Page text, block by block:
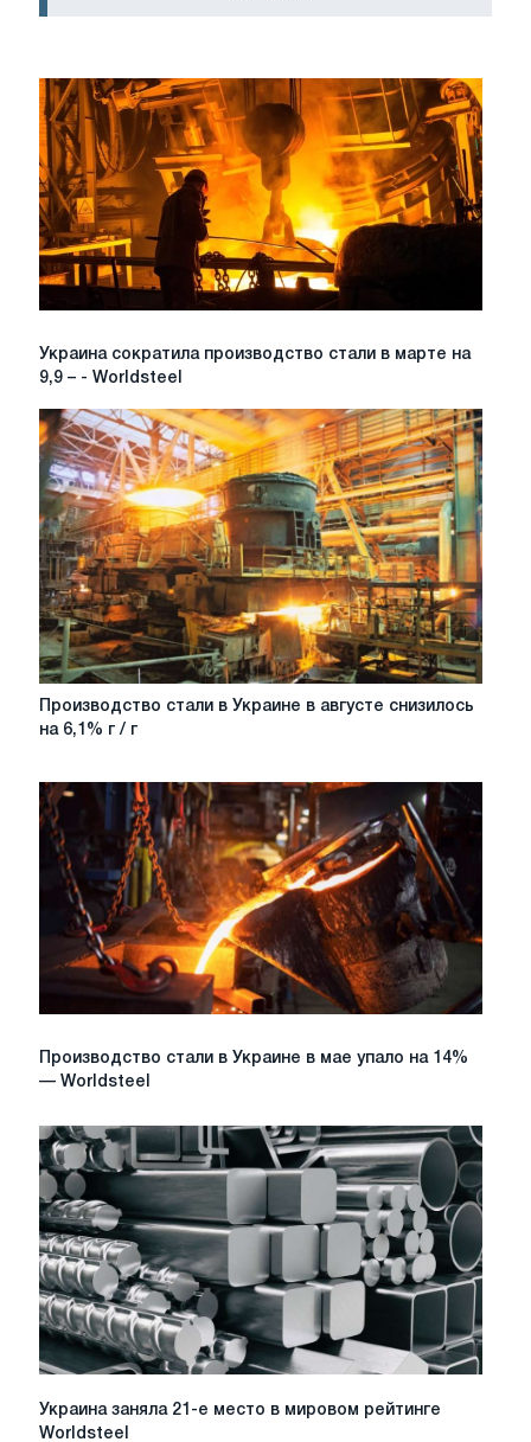
Украина
сократила
стали
в
марте
на
9,9
–
-
Worldsteel
Украина сократила производство стали в марте на
9,9 – - Worldsteel
Производство
стали
в
августе
снизилось
6,1%
Производство стали в Украине в августе снизилось
на 6,1% г / г
Производство
стали
Украине
в
мае
упало
на
14%
—
Worldsteel
Производство стали в Украине в мае упало на 14%
— Worldsteel
Украина
заняла
Украина заняла 21-е место в мировом рейтинге
Worldsteel